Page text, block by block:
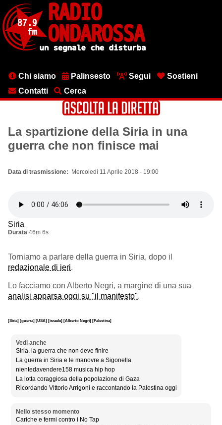
contenuto
principale
MenuChi siamo Palinsesto Segui
Sostieni
Contatti
Cerca
La spartizione della Siria in una
guerra che non finisce mai
Data di trasmissione Mercoledì 11 Aprile 2018 - 19:00
Siria
Durata 46m 6s
Torniamo a parlare della guerra in Siria, dopo il
redazionale di ieri.
Lo facciamo con Alberto Negri, a margine di una sua
analisi apparsa oggi su "il manifesto".
[Siria] [guerra] [USA] [israele] [Alberto Negri] [Palestina]
Vedi anche
Siria, la guerra che non deve finire
La guerra in Siria e le manovre a Sigonella
nientedavendere158 musica hip hop
La lotta coraggiosa della popolazione di Gaza
Ricordando Vittorio Arrigoni e raccontando la Palestina oggi
Nello stesso momento
Cariche e fermi contro i No Tap